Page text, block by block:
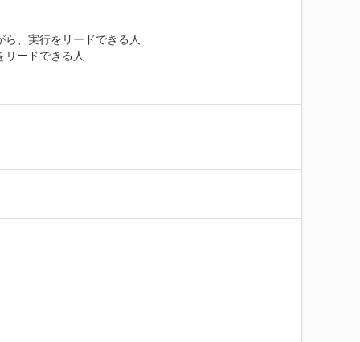
、実行をリードできる人
ードできる人